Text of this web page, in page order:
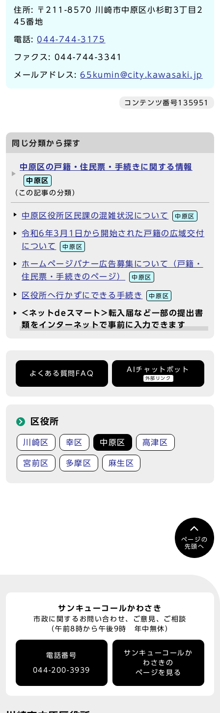
住所: 〒211-8570 川崎市中原区小杉町3丁目2
45番地
電話: 044-744-3175
ファクス: 044-744-3341
メールアドレス:65kumin@city.kawasaki.jp
コンテンツ番号135951
同じ分類から探す
中原区の戸籍・住民票・手続きに関する情報
中原区
（この記事の分類）
中原区役所区民課の混雑状況について 中原区
令和6年3月1日から開始された戸籍の広域交付
について
中原区
ホームページバナー広告募集について（戸籍・
住民票・手続きのページ）
中原区
区役所へ行かずにできる手続き 中原区
<ネットdeスマート>転入届など一部の提出書
類をインターネットで事前に入力できます
よくある質問FAQ
AIチャットボット
外部リンク
区役所
川崎区 幸区 中原区 高津区
宮前区 多摩区 麻生区
ページの
先頭へ
サンキューコールかわさき
市政に関するお問い合わせ、ご意見、ご相談
（午前8時から午後9時 年中無休）
電話番号
044-200-3939
サンキューコールか
わさきの
ページを見る